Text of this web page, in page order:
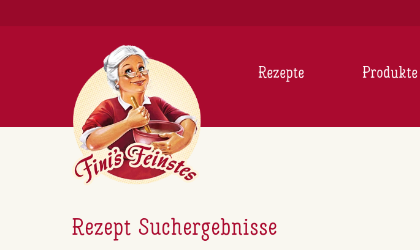
Rezepte Produkte
Rezept Suchergebnisse